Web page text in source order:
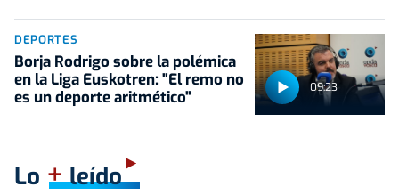
09:23
DEPORTES
Borja Rodrigo sobre la polémica
en la Liga Euskotren: "El remo no
es un deporte aritmético"
Lo +leído